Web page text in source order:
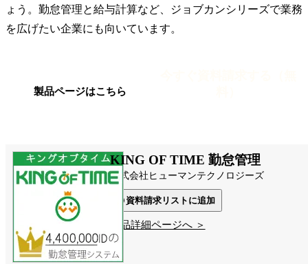
ょう。勤怠管理と給与計算など、ジョブカンシリーズで業務
を広げたい企業にも向いています。
製品ページはこちら
KING OF TIME 勤怠管理
株式会社ヒューマンテクノロジーズ
資料請求リストに追加
製品詳細ページへ ＞